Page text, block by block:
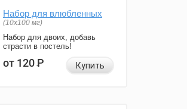
Набор для влюбленных
(10х100 мг)
Набор для двоих, добавь
страсти в постель!
от 120Р Купить